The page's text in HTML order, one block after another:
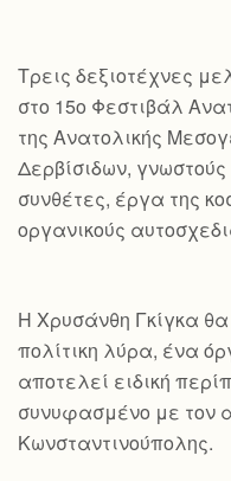
Τρεις δεξιοτέχνες
στο 15ο Φεστιβάλ
της Ανατολικής
Δερβίσιδων,
συνθέτες, έργα της
οργανικούς
Η Χρυσάνθη Γκίγκα
πολίτικη λύρα, ένα
αποτελεί ειδική
συνυφασμένο με τον
Κωνσταντινούπολης.